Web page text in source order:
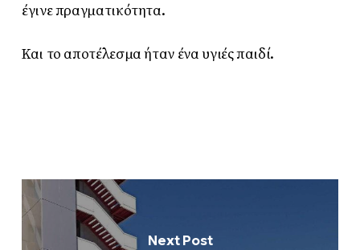
έγινε πραγματικότητα.
Και το αποτέλεσμα ήταν ένα υγιές παιδί.
Next Post